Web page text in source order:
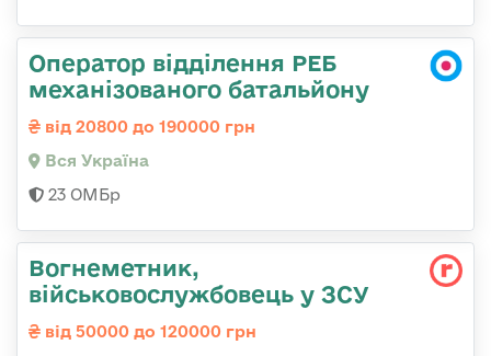
Оператор відділення РЕБ
механізованого батальйону
від 20800 до 190000 грн
Вся Україна
23 ОМБр
Вогнеметник,
військовослужбовець у ЗСУ
від 50000 до 120000 грн